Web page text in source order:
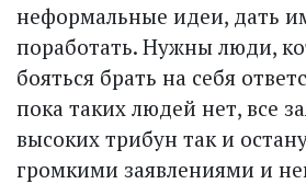
неформальные идеи, дать
поработать. Нужны люди,
бояться брать на себя
пока таких людей нет, все
высоких трибун так и
громкими заявлениями и